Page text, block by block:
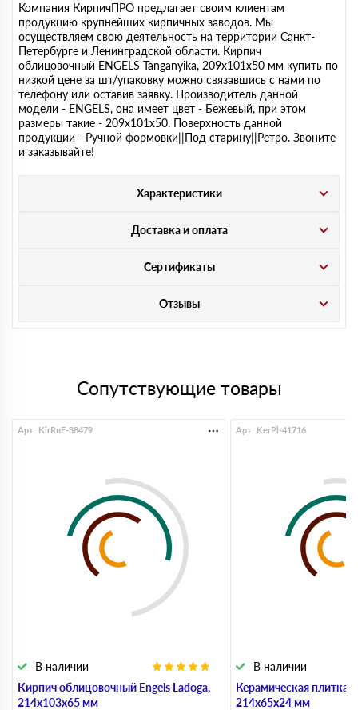
Компания КирпичПРО предлагает своим клиентам
продукцию крупнейших кирпичных заводов. Мы
осуществляем свою деятельность на территории Санкт-
Петербурге и Ленинградской области. Кирпич
облицовочный ENGELS Tanganyika, 209х101х50 мм купить по
низкой цене за шт/упаковку можно связавшись с нами по
телефону или оставив заявку. Производитель данной
модели - ENGELS, она имеет цвет - Бежевый, при этом
размеры такие - 209х101х50. Поверхность данной
продукции - Ручной формовки||Под старину||Ретро. Звоните
и заказывайте!
Характеристики
Доставка и оплата
Сертификаты
Отзывы
Сопутствующие товары
Кирпич облицовочный Engels Ladoga,
214х103х65 мм
В наличии
Арт. KirRuF-38479
Керамическая плитка
214х65х24 мм
В наличии
Арт. KerPl-41716